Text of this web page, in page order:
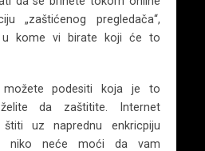
„zaštićenog pregledača“,
u kome vi birate koji će to
podesiti koja je to
da zaštitite. Internet
uz naprednu enkricpiju
niko neće moći da vam